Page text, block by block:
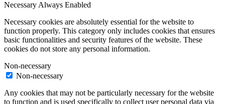
Necessary Always Enabled
Necessary cookies are absolutely essential for the website to
function properly. This category only includes cookies that ensures
basic functionalities and security features of the website. These
cookies do not store any personal information.
Non-necessary
Non-necessary
Any cookies that may not be particularly necessary for the website
to function and is used specifically to collect user personal data via